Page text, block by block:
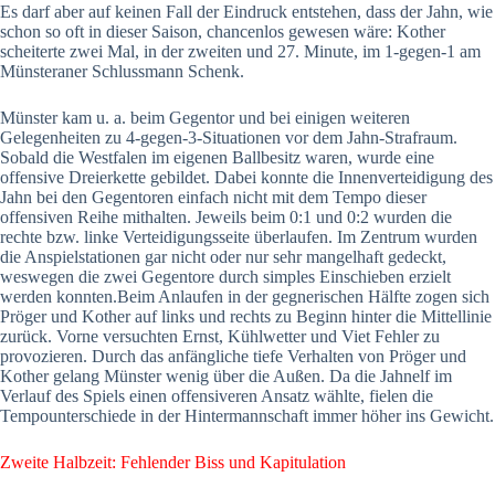
Es darf aber auf keinen Fall der Eindruck entstehen, dass der Jahn, wie
schon so oft in dieser Saison, chancenlos gewesen wäre: Kother
scheiterte zwei Mal, in der zweiten und 27. Minute, im 1-gegen-1 am
Münsteraner Schlussmann Schenk.
Münster kam u. a. beim Gegentor und bei einigen weiteren
Gelegenheiten zu 4-gegen-3-Situationen vor dem Jahn-Strafraum.
Sobald die Westfalen im eigenen Ballbesitz waren, wurde eine
offensive Dreierkette gebildet. Dabei konnte die Innenverteidigung des
Jahn bei den Gegentoren einfach nicht mit dem Tempo dieser
offensiven Reihe mithalten. Jeweils beim 0:1 und 0:2 wurden die
rechte bzw. linke Verteidigungsseite überlaufen. Im Zentrum wurden
die Anspielstationen gar nicht oder nur sehr mangelhaft gedeckt,
weswegen die zwei Gegentore durch simples Einschieben erzielt
werden konnten.Beim Anlaufen in der gegnerischen Hälfte zogen sich
Pröger und Kother auf links und rechts zu Beginn hinter die Mittellinie
zurück. Vorne versuchten Ernst, Kühlwetter und Viet Fehler zu
provozieren. Durch das anfängliche tiefe Verhalten von Pröger und
Kother gelang Münster wenig über die Außen. Da die Jahnelf im
Verlauf des Spiels einen offensiveren Ansatz wählte, fielen die
Tempounterschiede in der Hintermannschaft immer höher ins Gewicht.
Zweite Halbzeit: Fehlender Biss und Kapitulation